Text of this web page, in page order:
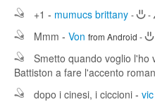
+1 - mumucs brittany - -
Mmm - Von from Android -
Smetto quando voglio l'ho
Battiston a fare l'accento
dopo i cinesi, i ciccioni - vic